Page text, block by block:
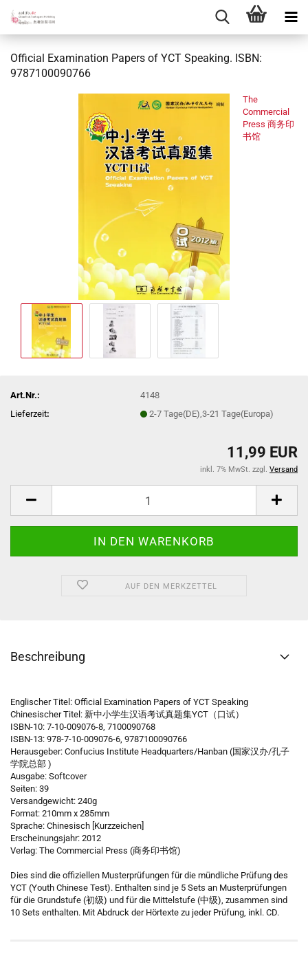
Official Examination Papers of YCT Speaking. ISBN:
9787100090766
The
Commercial
Press 商务印
书馆
Art.Nr.:
4148
Lieferzeit: 2-7 Tage(DE),3-21 Tage(Europa)
11,99 EUR
inkl. 7% MwSt. zzgl. Versand
AUF DEN MERKZETTEL
Beschreibung
Englischer Titel: Official Examination Papers of YCT Speaking
Chinesischer Titel: 新中小学生汉语考试真题集YCT（口试）
ISBN-10: 7-10-009076-8, 7100090768
ISBN-13: 978-7-10-009076-6, 9787100090766
Herausgeber: Confucius Institute Headquarters/Hanban (国家汉办/孔子
学院总部 )
Ausgabe: Softcover
Seiten: 39
Versandgewicht: 240g
Format: 210mm x 285mm
Sprache: Chinesisch [Kurzzeichen]
Erscheinungsjahr: 2012
Verlag: The Commercial Press (商务印书馆)
Dies sind die offiziellen Musterprüfungen für die mündliche Prüfung des
YCT (Youth Chinese Test). Enthalten sind je 5 Sets an Musterprüfungen
für die Grundstufe (初级) und für die Mittelstufe (中级), zusammen sind
10 Sets enthalten. Mit Abdruck der Hörtexte zu jeder Prüfung, inkl. CD.